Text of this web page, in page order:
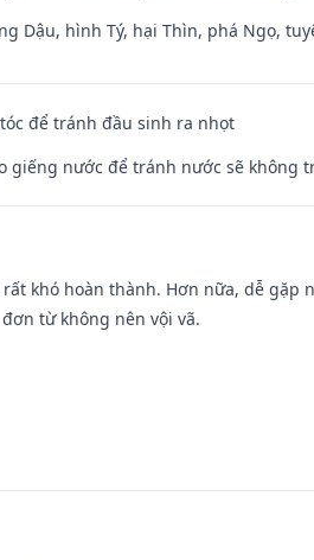
Dậu, hình Tý, hại Thìn, phá Ngọ,
để tránh đầu sinh ra nhọt
giếng nước để tránh nước sẽ không
khó hoàn thành. Hơn nữa, dễ gặp
từ không nên vội vã.